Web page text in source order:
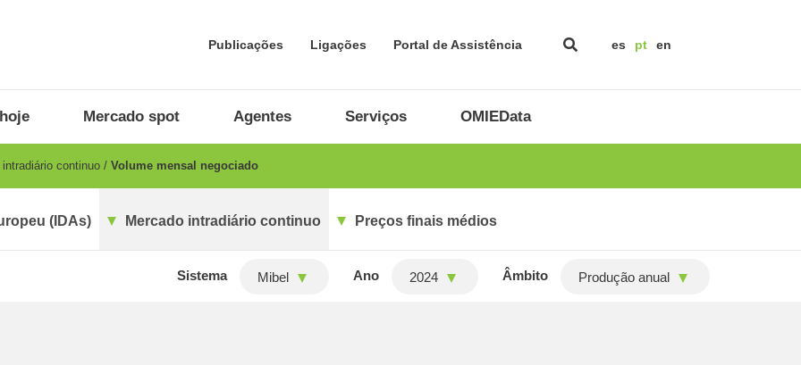
Publicações Ligações Portal de Assistência es pt en
Mercado spot Agentes Serviços OMIEData
intradiário continuo Volume mensal negociado
(IDAs) Mercado intradiário continuo Preços finais médios
Sistema Mibel Ano 2024 Âmbito Produção anual